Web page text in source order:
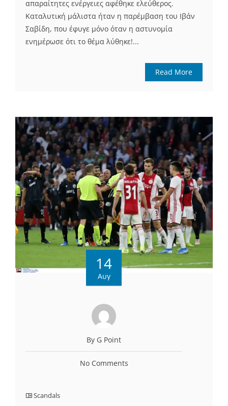
απαραίτητες ενέργειες αφέθηκε ελεύθερος.
Καταλυτική μάλιστα ήταν η παρέμβαση του Ιβάν
Σαβίδη, που έφυγε μόνο όταν η αστυνομία
ενημέρωσε ότι το θέμα λύθηκε!...
Read More
14
Αυγ
By G Point
No Comments
Scandals